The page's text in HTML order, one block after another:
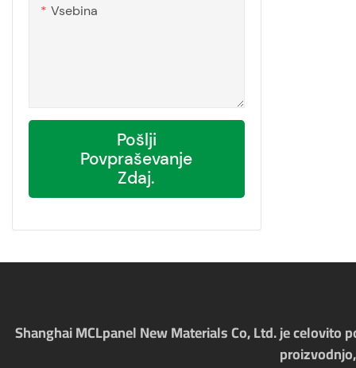
Vsebina
Pošlji
Povpraševanje
Zdaj.
Shanghai MCLpanel New Materials Co, Ltd. je